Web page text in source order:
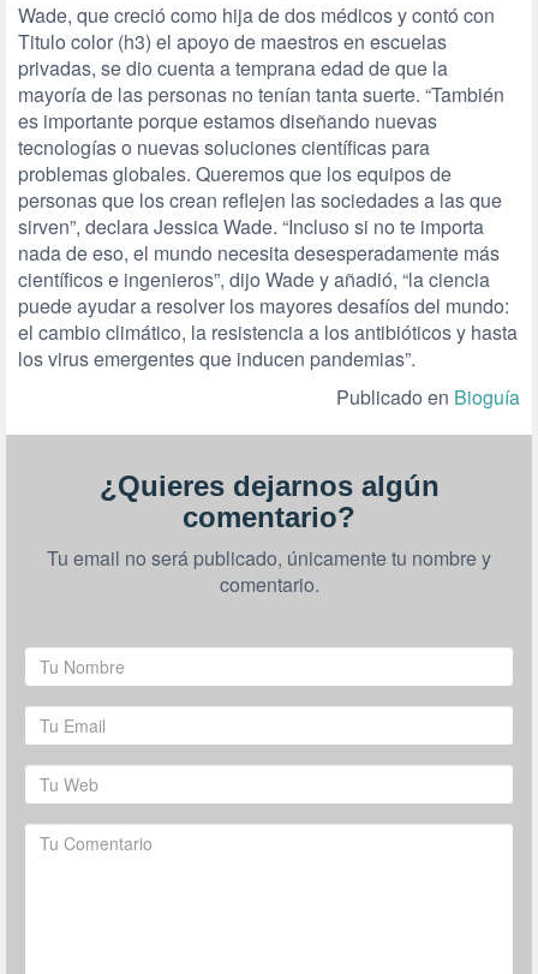
Wade, que creció como hija de dos médicos y contó con
Titulo color (h3) el apoyo de maestros en escuelas
privadas, se dio cuenta a temprana edad de que la
mayoría de las personas no tenían tanta suerte. “También
es importante porque estamos diseñando nuevas
tecnologías o nuevas soluciones científicas para
problemas globales. Queremos que los equipos de
personas que los crean reflejen las sociedades a las que
sirven”, declara Jessica Wade. “Incluso si no te importa
nada de eso, el mundo necesita desesperadamente más
científicos e ingenieros”, dijo Wade y añadió, “la ciencia
puede ayudar a resolver los mayores desafíos del mundo:
el cambio climático, la resistencia a los antibióticos y hasta
los virus emergentes que inducen pandemias”.
Publicado en Bioguía
¿Quieres dejarnos algún
comentario?
Tu email no será publicado, únicamente tu nombre y
comentario.